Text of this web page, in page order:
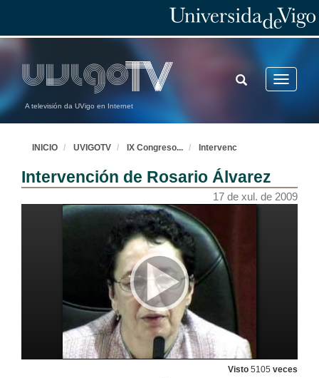
A televisión da UVigo en Internet
Toggle
TOGGLE
SEARCH
INICIO UVIGOTV IX Congreso... Intervenc
Intervención de Rosario Álvarez
17 de xul. de 2009
Visto 5105 veces